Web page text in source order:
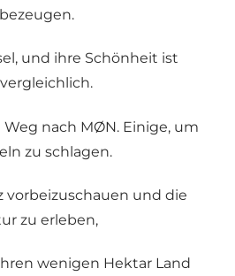
bezeugen.
und ihre Schönheit ist
nach MØN. Einige, um
zu schlagen.
vorbeizuschauen und die
zu erleben,
wenigen Hektar Land